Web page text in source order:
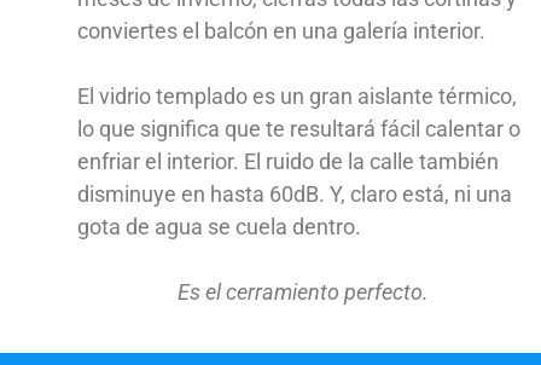
conviertes el balcón en una galería interior.
El vidrio templado es un gran aislante térmico,
lo que significa que te resultará fácil calentar o
enfriar el interior. El ruido de la calle también
disminuye en hasta 60dB. Y, claro está, ni una
gota de agua se cuela dentro.
Es el cerramiento perfecto.